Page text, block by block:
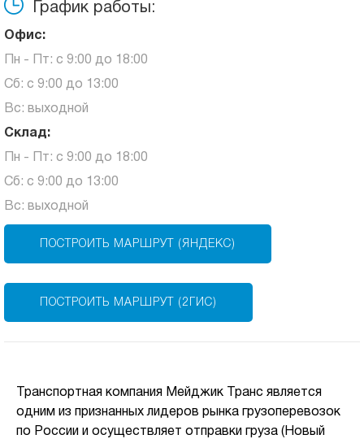
График работы:
Офис:
Пн - Пт: с 9:00 до 18:00
Сб: с 9:00 до 13:00
Вс: выходной
Склад:
Пн - Пт: с 9:00 до 18:00
Сб: с 9:00 до 13:00
Вс: выходной
ПОСТРОИТЬ МАРШРУТ (ЯНДЕКС)
ПОСТРОИТЬ МАРШРУТ (2ГИС)
Транспортная компания Мейджик Транс является
одним из признанных лидеров рынка грузоперевозок
по России и осуществляет отправки груза (Новый